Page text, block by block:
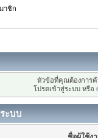
าชิก
หัวข้อที่คุณต้องการ
โปรดเข้าสู่ระบบ หรือ
ะบบ